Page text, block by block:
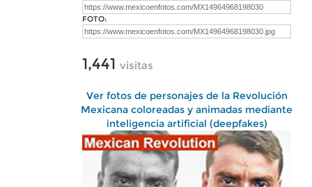
FOTO:
1,441 visitas
Ver fotos de personajes de la Revolución
Mexicana coloreadas y animadas mediante
inteligencia artificial (deepfakes)